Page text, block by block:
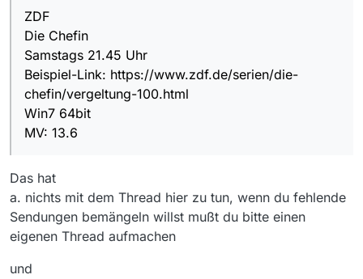
ZDF
Die Chefin
Samstags 21.45 Uhr
Beispiel-Link: https://www.zdf.de/serien/die-
chefin/vergeltung-100.html
Win7 64bit
MV: 13.6
Das hat
a. nichts mit dem Thread hier zu tun, wenn du fehlende
Sendungen bemängeln willst mußt du bitte einen
eigenen Thread aufmachen
und